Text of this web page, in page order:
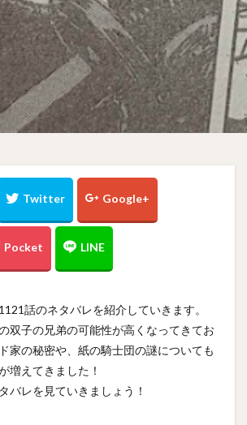
話のネタバレを紹介していきます。
双子の兄弟の可能性が高くなってきてお
家の秘密や、紙の騎士団の謎についても
増えてきました！
バレを見ていきましょう！